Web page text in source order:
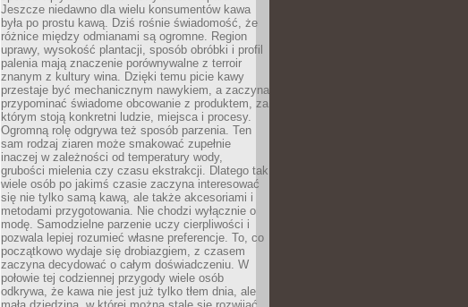
Jeszcze niedawno dla wielu konsumentów kawa
była po prostu kawą. Dziś rośnie świadomość, że
różnice między odmianami są ogromne. Region
uprawy, wysokość plantacji, sposób obróbki i profil
palenia mają znaczenie porównywalne z terroir
znanym z kultury wina. Dzięki temu picie kawy
przestaje być mechanicznym nawykiem, a zaczyna
przypominać świadome obcowanie z produktem, za
którym stoją konkretni ludzie, miejsca i procesy.
Ogromną rolę odgrywa też sposób parzenia. Ten
sam rodzaj ziaren może smakować zupełnie
inaczej w zależności od temperatury wody,
grubości mielenia czy czasu ekstrakcji. Dlatego tak
wiele osób po jakimś czasie zaczyna interesować
się nie tylko samą kawą, ale także akcesoriami i
metodami przygotowania. Nie chodzi wyłącznie o
modę. Samodzielne parzenie uczy cierpliwości i
pozwala lepiej rozumieć własne preferencje. To, co
początkowo wydaje się drobiazgiem, z czasem
zaczyna decydować o całym doświadczeniu. W
połowie tej codziennej przygody wiele osób
odkrywa, że kawa nie jest już tylko tłem dnia, ale